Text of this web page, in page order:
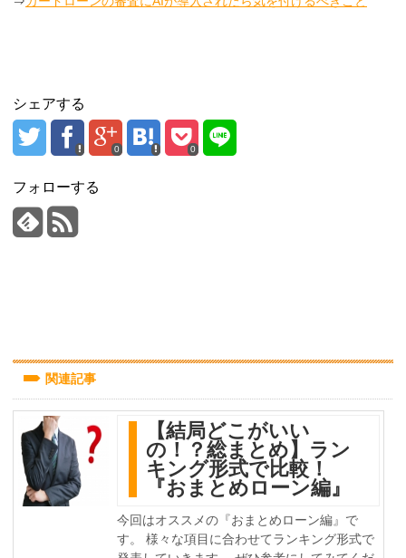
シェアする
0 0
フォローする
関連記事
【結局どこがいい
の！？総まとめ】ラン
キング形式で比較！
『おまとめローン編』
今回はオススメの『おまとめローン編』で
す。 様々な項目に合わせてランキング形式で